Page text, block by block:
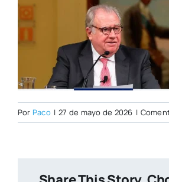
Por Paco | 27 de mayo de 2026 |